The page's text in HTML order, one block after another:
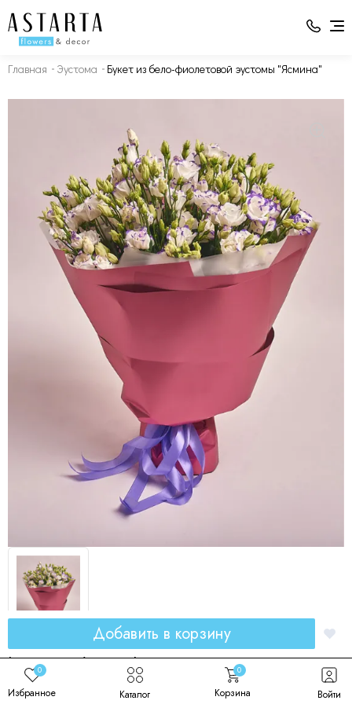
Главная Эустома Букет из бело-фиолетовой эустомы "Ясмина"
Букет из бело-фиолетовой эустомы
"Ясмина"
Добавить в корзину
0
Избранное Каталог
0
Корзина Войти